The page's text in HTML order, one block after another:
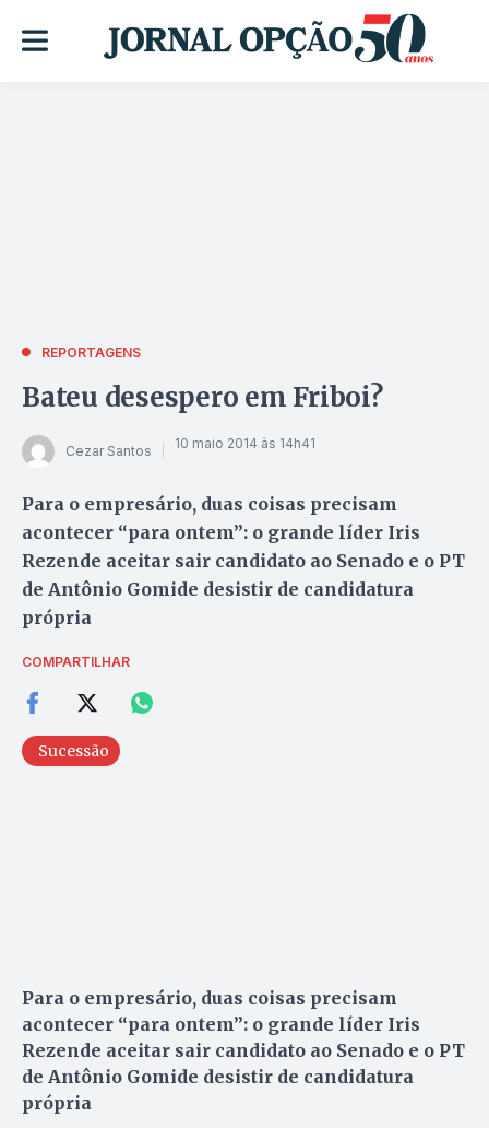
REPORTAGENS
Bateu desespero em Friboi?
Cezar Santos 10 maio 2014 às 14h41
Para o empresário, duas coisas precisam
acontecer “para ontem”: o grande líder Iris
Rezende aceitar sair candidato ao Senado e o PT
de Antônio Gomide desistir de candidatura
própria
COMPARTILHAR
Sucessão
Para o empresário, duas coisas precisam
acontecer “para ontem”: o grande líder Iris
Rezende aceitar sair candidato ao Senado e o PT
de Antônio Gomide desistir de candidatura
própria